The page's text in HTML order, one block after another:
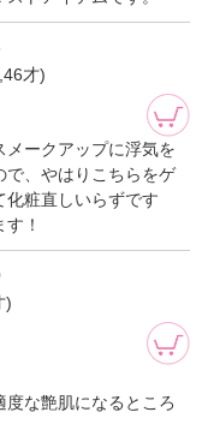
才)
ークアップに浮気を
で、やはりこちらをゲ
化粧直しいらずです
！
)
な艶肌になるところ